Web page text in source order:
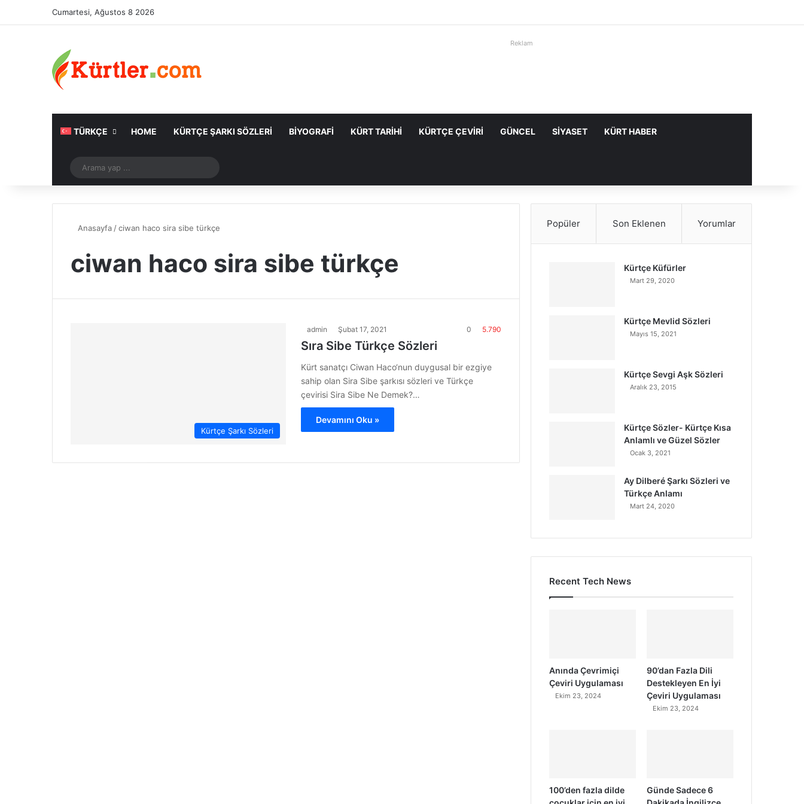
Cumartesi, Ağustos 8 2026
Reklam
TÜRKÇE HOME KÜRTÇE ŞARKI SÖZLERI BIYOGRAFI KÜRT TARIHI KÜRTÇE ÇEVIRI GÜNCEL SIYASET KÜRT HABER
Rastgele Makale
yap
Anasayfa /ciwan haco sira sibe türkçe
ciwan haco sira sibe türkçe
Kürtçe Şarkı Sözleri
admin Şubat 17, 2021 0 5.790
Sıra Sibe Türkçe Sözleri
Kürt sanatçı Ciwan Haco‘nun duygusal bir ezgiye
sahip olan Sira Sibe şarkısı sözleri ve Türkçe
çevirisi Sira Sibe Ne Demek?…
Devamını Oku »
Popüler Son Eklenen Yorumlar
Kürtçe Küfürler
Mart 29, 2020
Kürtçe Mevlid Sözleri
Mayıs 15, 2021
Kürtçe Sevgi Aşk Sözleri
Aralık 23, 2015
Kürtçe Sözler- Kürtçe Kısa
Anlamlı ve Güzel Sözler
Ocak 3, 2021
Ay Dilberé Şarkı Sözleri ve
Türkçe Anlamı
Mart 24, 2020
Recent Tech News
Anında Çevrimiçi
Çeviri Uygulaması
Ekim 23, 2024
90’dan Fazla Dili
Destekleyen En İyi
Çeviri Uygulaması
Ekim 23, 2024
100’den fazla dilde
Günde Sadece 6